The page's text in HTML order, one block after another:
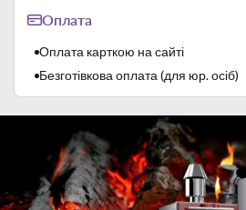
Оплата
Оплата карткою на сайті
Безготівкова оплата (для юр. осіб)